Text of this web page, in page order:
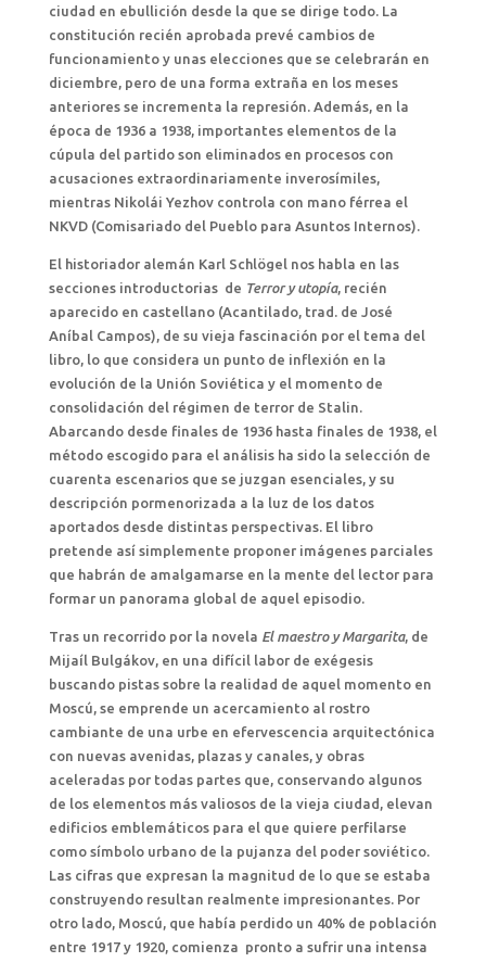
ciudad en ebullición desde la que se dirige todo. La
constitución recién aprobada prevé cambios de
funcionamiento y unas elecciones que se celebrarán en
diciembre, pero de una forma extraña en los meses
anteriores se incrementa la represión. Además, en la
época de 1936 a 1938, importantes elementos de la
cúpula del partido son eliminados en procesos con
acusaciones extraordinariamente inverosímiles,
mientras Nikolái Yezhov controla con mano férrea el
NKVD (Comisariado del Pueblo para Asuntos Internos).
El historiador alemán Karl Schlögel nos habla en las
secciones introductorias de Terror y utopía, recién
aparecido en castellano (Acantilado, trad. de José
Aníbal Campos), de su vieja fascinación por el tema del
libro, lo que considera un punto de inflexión en la
evolución de la Unión Soviética y el momento de
consolidación del régimen de terror de Stalin.
Abarcando desde finales de 1936 hasta finales de 1938, el
método escogido para el análisis ha sido la selección de
cuarenta escenarios que se juzgan esenciales, y su
descripción pormenorizada a la luz de los datos
aportados desde distintas perspectivas. El libro
pretende así simplemente proponer imágenes parciales
que habrán de amalgamarse en la mente del lector para
formar un panorama global de aquel episodio.
Tras un recorrido por la novela El maestro y Margarita, de
Mijaíl Bulgákov, en una difícil labor de exégesis
buscando pistas sobre la realidad de aquel momento en
Moscú, se emprende un acercamiento al rostro
cambiante de una urbe en efervescencia arquitectónica
con nuevas avenidas, plazas y canales, y obras
aceleradas por todas partes que, conservando algunos
de los elementos más valiosos de la vieja ciudad, elevan
edificios emblemáticos para el que quiere perfilarse
como símbolo urbano de la pujanza del poder soviético.
Las cifras que expresan la magnitud de lo que se estaba
construyendo resultan realmente impresionantes. Por
otro lado, Moscú, que había perdido un 40% de población
entre 1917 y 1920, comienza pronto a sufrir una intensa